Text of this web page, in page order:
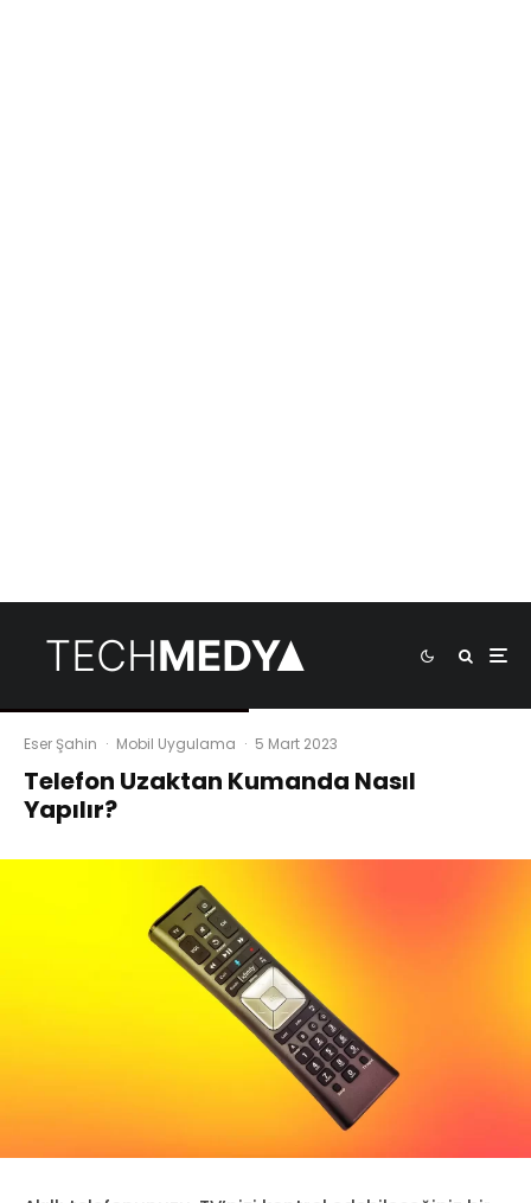
Eser Şahin · Mobil Uygulama · 5 Mart 2023
Telefon Uzaktan Kumanda Nasıl
Yapılır?